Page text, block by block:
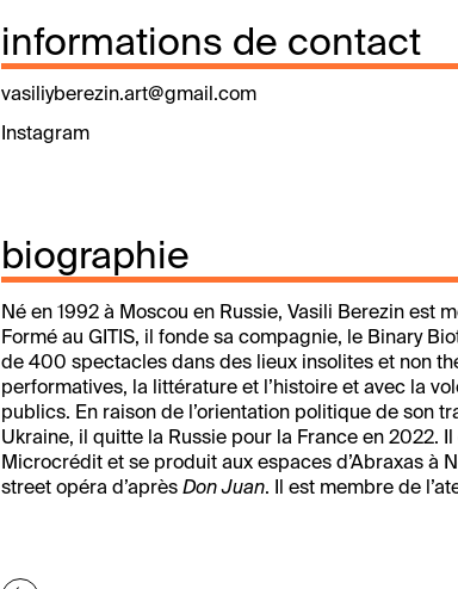
informations de contact
vasiliyberezin.art@gmail.com
Instagram
biographie
Né en 1992 à Moscou en Russie, Vasili Berezin est
Formé au GITIS, il fonde sa compagnie, le Binary
de 400 spectacles dans des lieux insolites et non
performatives, la littérature et l’histoire et avec la
publics. En raison de l’orientation politique de son
Ukraine, il quitte la Russie pour la France en 2022.
Microcrédit et se produit aux espaces d’Abraxas à
street opéra d’après Don Juan. Il est membre de